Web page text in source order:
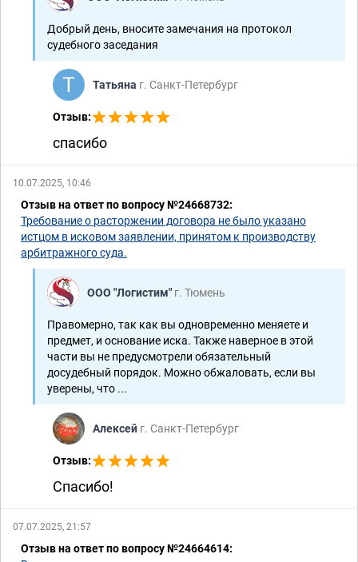
Добрый день, вносите замечания на протокол
судебного заседания
Татьяна г. Санкт-Петербург
Отзыв:
спасибо
10.07.2025, 10:46
Отзыв на ответ по вопросу №24668732:
Требование о расторжении договора не было указано
истцом в исковом заявлении, принятом к производству
арбитражного суда.
ООО "Логистим" г. Тюмень
Правомерно, так как вы одновременно меняете и
предмет, и основание иска. Также наверное в этой
части вы не предусмотрели обязательный
досудебный порядок. Можно обжаловать, если вы
уверены, что ...
Алексей г. Санкт-Петербург
Отзыв:
Спасибо!
07.07.2025, 21:57
Отзыв на ответ по вопросу №24664614: